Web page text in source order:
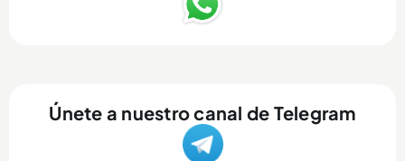
Únete a nuestro canal de Telegram